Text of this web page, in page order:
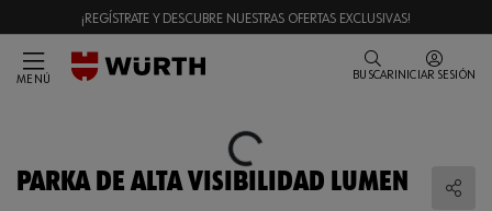
¡REGÍSTRATE Y DESCUBRE NUESTRAS OFERTAS EXCLUSIVAS!
MENÚ BUSCAR INICIAR SESIÓN
Loading...
PARKA DE ALTA VISIBILIDAD LUMEN